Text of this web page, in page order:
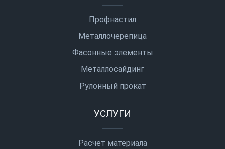
Профнастил
Металлочерепица
Фасонные элементы
Металлосайдинг
Рулонный прокат
УСЛУГИ
Расчет материала